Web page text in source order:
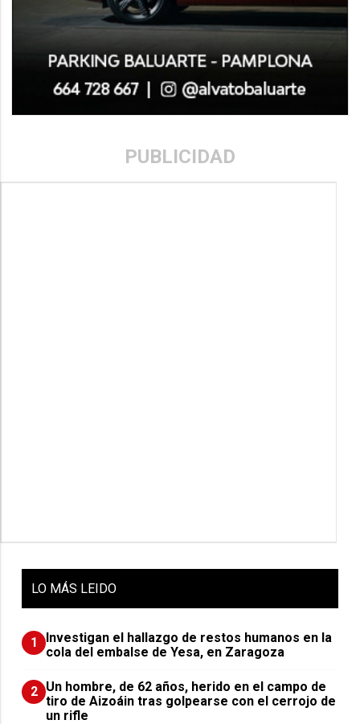
PUBLICIDAD
LO MÁS LEIDO
1
Investigan el hallazgo de restos humanos en la
cola del embalse de Yesa, en Zaragoza
2 Un hombre, de 62 años, herido en el campo de
tiro de Aizoáin tras golpearse con el cerrojo de
un rifle